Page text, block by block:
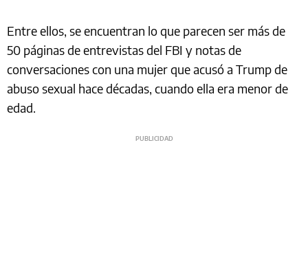
Entre ellos, se encuentran lo que parecen ser más de
50 páginas de entrevistas del FBI y notas de
conversaciones con una mujer que acusó a Trump de
abuso sexual hace décadas, cuando ella era menor de
edad.